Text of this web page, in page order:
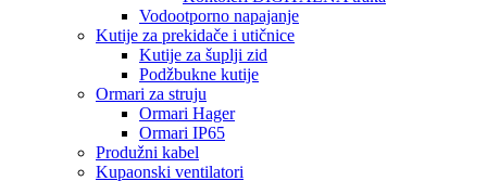
Vodootporno napajanje
Kutije za prekidače i utičnice
Kutije za šuplji zid
Podžbukne kutije
Ormari za struju
Ormari Hager
Ormari IP65
Produžni kabel
Kupaonski ventilatori